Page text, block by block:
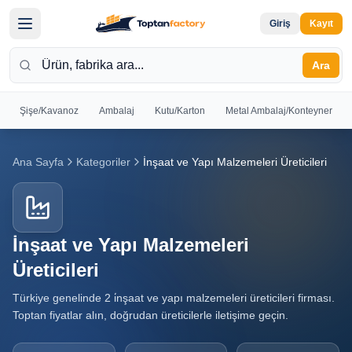
Giriş Kayıt
Ara
Şişe/Kavanoz Ambalaj Kutu/Karton Metal Ambalaj/Konteyner
Geldiniz
Giriş yapın
veya kayıt
olun
Giriş
Yap
Kayıt
Ol
Sayfa
Ana Sayfa Kategoriler İnşaat ve Yapı Malzemeleri Üreticileri
İnşaat ve Yapı Malzemeleri
Üreticileri
Türkiye genelinde 2 i̇nşaat ve yapı malzemeleri üreticileri firması.
Toptan fiyatlar alın, doğrudan üreticilerle iletişime geçin.